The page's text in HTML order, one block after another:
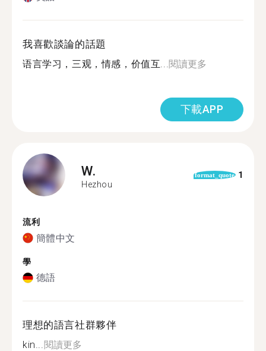
我喜歡談論的話題
语言学习，三观，情感，价值互...閱讀更多
下載APP
W.
Hezhou
format_quote 1
流利
簡體中文
學
德語
理想的語言社群夥伴
kin...閱讀更多